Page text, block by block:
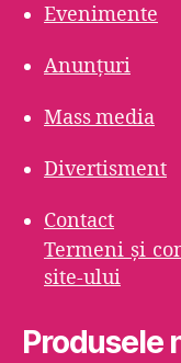
Evenimente
Anunțuri
Mass media
Divertisment
Contact
Termeni şi
site-ului
Produsele